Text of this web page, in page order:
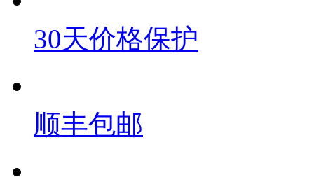
30天价格保护
顺丰包邮